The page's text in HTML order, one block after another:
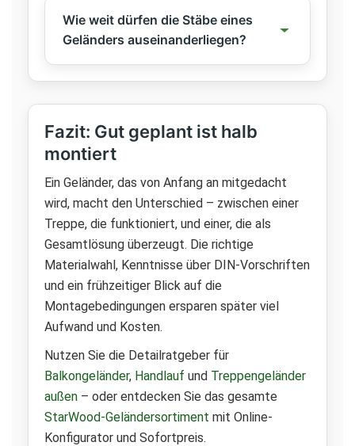
Wie weit dürfen die Stäbe eines
Geländers auseinanderliegen?
Fazit: Gut geplant ist halb
montiert
Ein Geländer, das von Anfang an mitgedacht
wird, macht den Unterschied – zwischen einer
Treppe, die funktioniert, und einer, die als
Gesamtlösung überzeugt. Die richtige
Materialwahl, Kenntnisse über DIN-Vorschriften
und ein frühzeitiger Blick auf die
Montagebedingungen ersparen später viel
Aufwand und Kosten.
Nutzen Sie die Detailratgeber für
Balkongeländer, Handlauf und Treppengeländer
außen – oder entdecken Sie das gesamte
StarWood-Geländersortiment mit Online-
Konfigurator und Sofortpreis.